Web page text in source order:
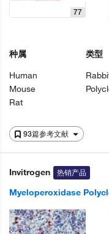
93篇参考文献
77
种属
Human
Mouse
Rat
类型
Invitrogen 热销产品
Myeloperoxidase